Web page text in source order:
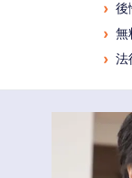
› 後
› 無
› 法